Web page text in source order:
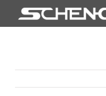
Inhalt
HÄNDLERSUCHE